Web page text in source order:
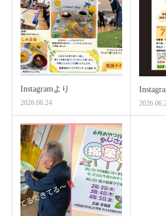
Instagramより
2026.06.24